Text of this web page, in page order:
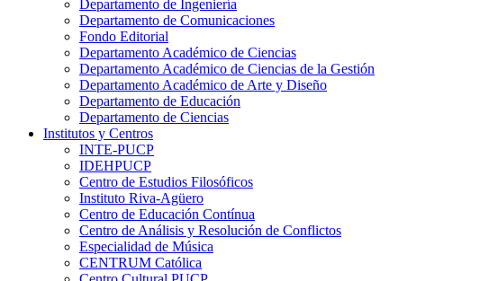
Departamento de Ingeniería
Departamento de Comunicaciones
Fondo Editorial
Departamento Académico de Ciencias
Departamento Académico de Ciencias de la Gestión
Departamento Académico de Arte y Diseño
Departamento de Educación
Departamento de Ciencias
Institutos y Centros
INTE-PUCP
IDEHPUCP
Centro de Estudios Filosóficos
Instituto Riva-Agüero
Centro de Educación Contínua
Centro de Análisis y Resolución de Conflictos
Especialidad de Música
CENTRUM Católica